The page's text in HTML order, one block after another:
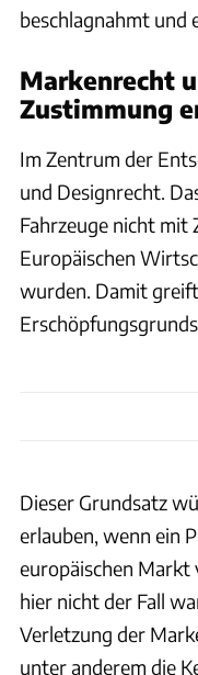
beschlagnahmt und
Markenrecht
Zustimmung
Im Zentrum der
und Designrecht.
Fahrzeuge nicht mit
Europäischen
wurden. Damit
Dieser Grundsatz
erlauben, wenn ein
europäischen
hier nicht der Fall
Verletzung der
unter anderem die